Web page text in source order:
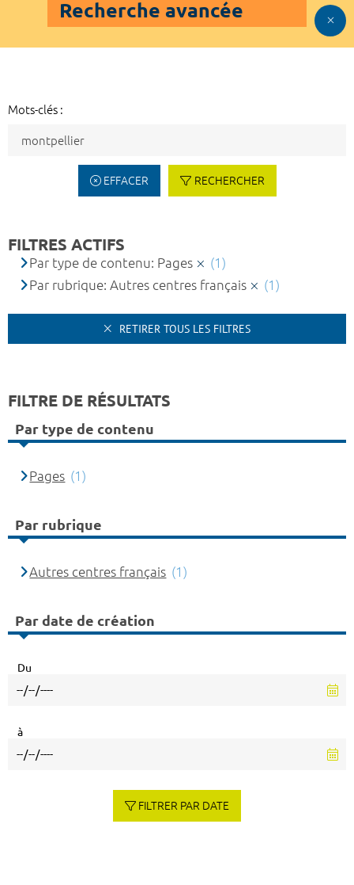
Recherche avancée
Mots-clés :
EFFACER RECHERCHER
FILTRES ACTIFS
Par type de contenu: Pages
(1)
Par rubrique: Autres centres français
(1)
RETIRER TOUS LES FILTRES
FILTRE DE RÉSULTATS
Par type de contenu
Pages (1)
Par rubrique
Autres centres français (1)
Par date de création
Du
à
FILTRER PAR DATE